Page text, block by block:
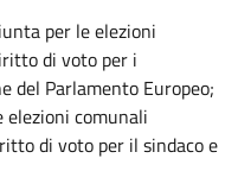
per le elezioni
di voto per i
del Parlamento Europeo;
comunali
di voto per il sindaco e